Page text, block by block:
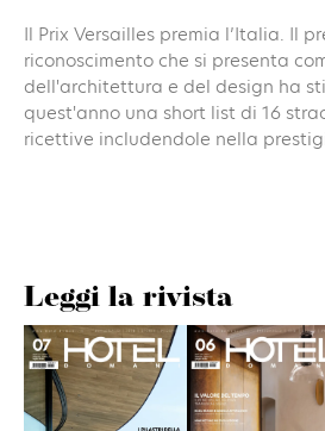
Il Prix Versailles premia l’Italia. Il
riconoscimento che si presenta
dell'architettura e del design ha
quest'anno una short list di 16
ricettive includendole nella
Leggi la rivista